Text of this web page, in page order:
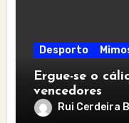
Desporto
Ergue-se o
vencedores
Rui Cerdeira